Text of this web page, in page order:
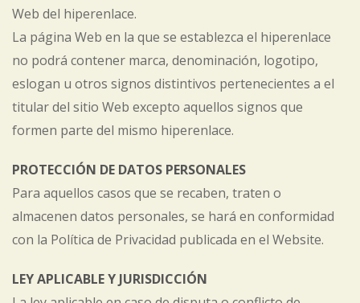
Web del hiperenlace.
La página Web en la que se establezca el hiperenlace
no podrá contener marca, denominación, logotipo,
eslogan u otros signos distintivos pertenecientes a el
titular del sitio Web excepto aquellos signos que
formen parte del mismo hiperenlace.
PROTECCIÓN DE DATOS PERSONALES
Para aquellos casos que se recaben, traten o
almacenen datos personales, se hará en conformidad
con la Política de Privacidad publicada en el Website.
LEY APLICABLE Y JURISDICCIÓN